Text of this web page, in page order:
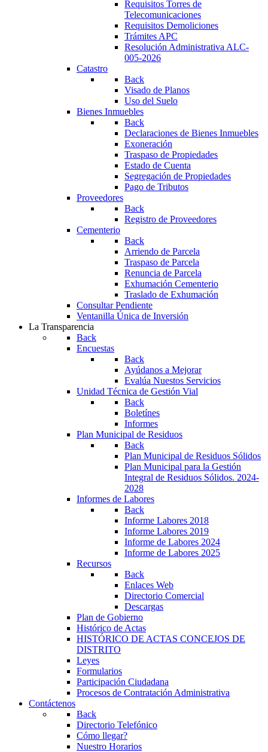
Requisitos Torres de
Telecomunicaciones
Requisitos Demoliciones
Trámites APC
Resolución Administrativa ALC-
005-2026
Catastro
Back
Visado de Planos
Uso del Suelo
Bienes Inmuebles
Back
Declaraciones de Bienes Inmuebles
Exoneración
Traspaso de Propiedades
Estado de Cuenta
Segregación de Propiedades
Pago de Tributos
Proveedores
Back
Registro de Proveedores
Cementerio
Back
Arriendo de Parcela
Traspaso de Parcela
Renuncia de Parcela
Exhumación Cementerio
Traslado de Exhumación
Consultar Pendiente
Ventanilla Única de Inversión
La Transparencia
Back
Encuestas
Back
Ayúdanos a Mejorar
Evalúa Nuestos Servicios
Unidad Técnica de Gestión Vial
Back
Boletínes
Informes
Plan Municipal de Residuos
Back
Plan Municipal de Residuos Sólidos
Plan Municipal para la Gestión
Integral de Residuos Sólidos. 2024-
2028
Informes de Labores
Back
Informe Labores 2018
Informe Labores 2019
Informe de Labores 2024
Informe de Labores 2025
Recursos
Back
Enlaces Web
Directorio Comercial
Descargas
Plan de Gobierno
Histórico de Actas
HISTÓRICO DE ACTAS CONCEJOS DE
DISTRITO
Leyes
Formularios
Participación Ciudadana
Procesos de Contratación Administrativa
Contáctenos
Back
Directorio Telefónico
Cómo llegar?
Nuestro Horarios